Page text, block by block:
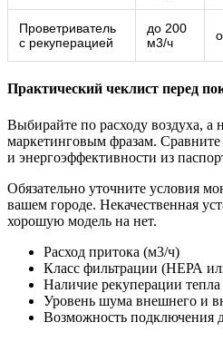
Проветриватель
с рекуперацией
до 200
м3/ч
Практический чеклист перед
Выбирайте по расходу воздуха, а
маркетинговым фразам.
и энергоэффективности из
Обязательно уточните условия
вашем городе. Некачественная
хорошую модель на нет.
Расход притока (м3/ч)
Класс фильтрации (НЕРА
Наличие рекуперации тепла
Уровень шума внешнего и
Возможность подключения